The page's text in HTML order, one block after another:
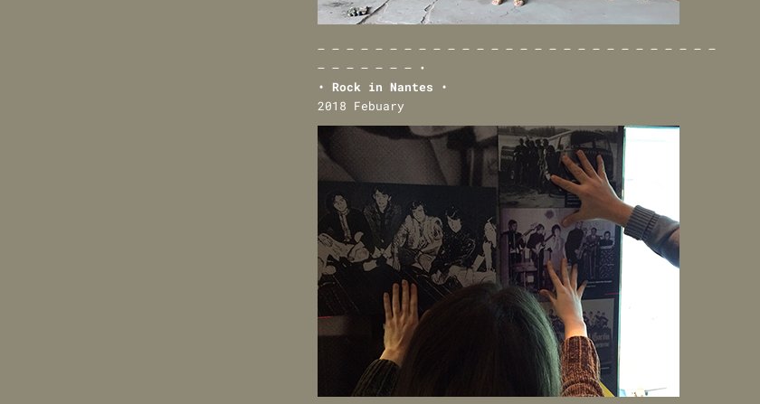
— — — — — — — — — — — — — — — — — — — — — — — — — — — —
— — — — — — — •
• Rock in Nantes •
2018 Febuary